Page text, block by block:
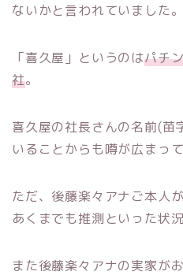
ないかと言われていました。
「喜久屋」というのはパチ
社。
喜久屋の社長さんの名前(苗
いることからも噂が広まって
ただ、後藤楽々アナご本人
あくまでも推測といった状況
また後藤楽々アナの実家が